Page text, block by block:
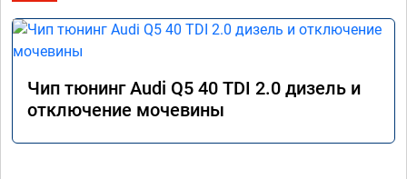
Чип тюнинг Audi Q5 40 TDI 2.0 дизель и
отключение мочевины